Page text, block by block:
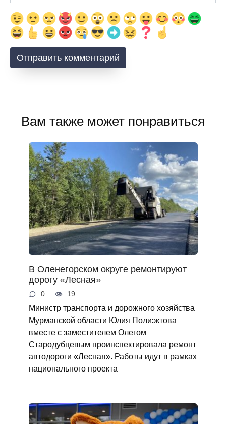
Вам также может понравиться
В Оленегорском округе ремонтируют
дорогу «Лесная»
0 19
Министр транспорта и дорожного хозяйства
Мурманской области Юлия Полиэктова
вместе с заместителем Олегом
Стародубцевым проинспектировала ремонт
автодороги «Лесная». Работы идут в рамках
национального проекта